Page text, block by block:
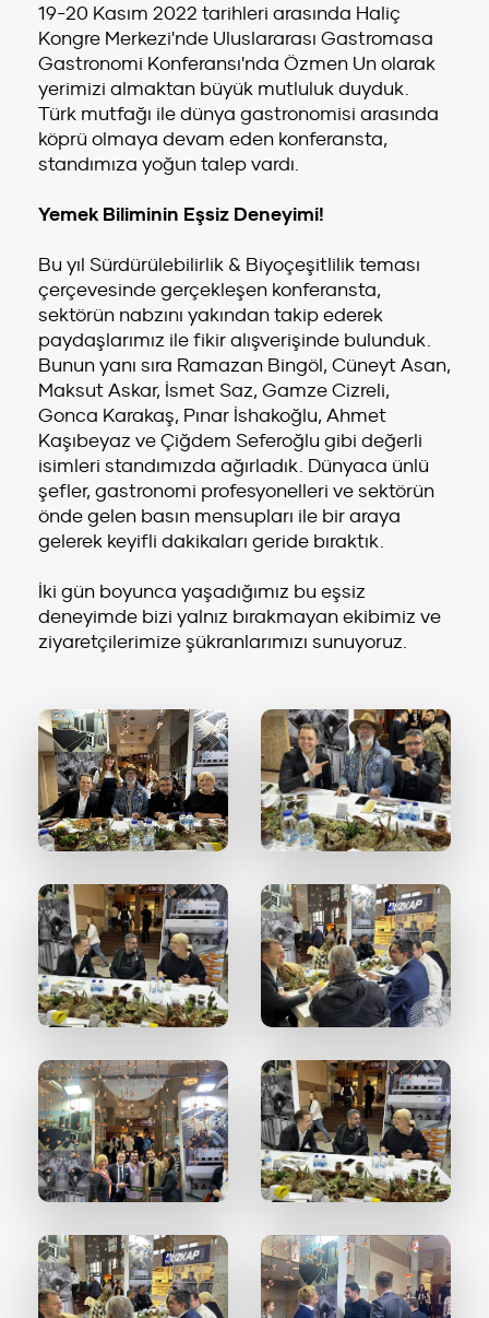
19-20 Kasım 2022 tarihleri arasında Haliç
Kongre Merkezi'nde Uluslararası Gastromasa
Gastronomi Konferansı'nda Özmen Un olarak
yerimizi almaktan büyük mutluluk duyduk.
Türk mutfağı ile dünya gastronomisi arasında
köprü olmaya devam eden konferansta,
standımıza yoğun talep vardı.
Yemek Biliminin Eşsiz Deneyimi!
Bu yıl Sürdürülebilirlik & Biyoçeşitlilik teması
çerçevesinde gerçekleşen konferansta,
sektörün nabzını yakından takip ederek
paydaşlarımız ile fikir alışverişinde bulunduk.
Bunun yanı sıra Ramazan Bingöl, Cüneyt Asan,
Maksut Askar, İsmet Saz, Gamze Cizreli,
Gonca Karakaş, Pınar İshakoğlu, Ahmet
Kaşıbeyaz ve Çiğdem Seferoğlu gibi değerli
isimleri standımızda ağırladık. Dünyaca ünlü
şefler, gastronomi profesyonelleri ve sektörün
önde gelen basın mensupları ile bir araya
gelerek keyifli dakikaları geride bıraktık.
İki gün boyunca yaşadığımız bu eşsiz
deneyimde bizi yalnız bırakmayan ekibimiz ve
ziyaretçilerimize şükranlarımızı sunuyoruz.